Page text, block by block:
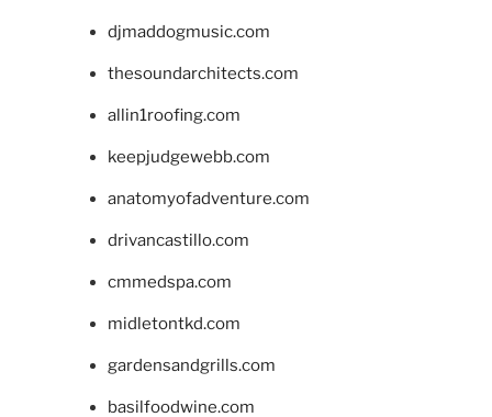
djmaddogmusic.com
thesoundarchitects.com
allin1roofing.com
keepjudgewebb.com
anatomyofadventure.com
drivancastillo.com
cmmedspa.com
midletontkd.com
gardensandgrills.com
basilfoodwine.com